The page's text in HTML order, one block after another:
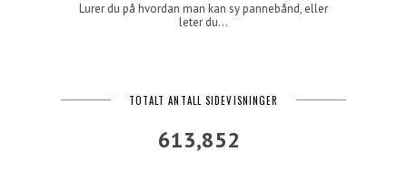
Lurer du på hvordan man kan sy pannebånd, eller
leter du...
TOTALT ANTALL SIDEVISNINGER
613,852